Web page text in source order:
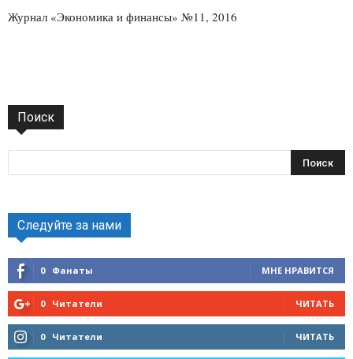
Журнал «Экономика и финансы» №11, 2016
Поиск
Следуйте за нами
0 Фанаты МНЕ НРАВИТСЯ
0 Читатели ЧИТАТЬ
0 Читатели ЧИТАТЬ